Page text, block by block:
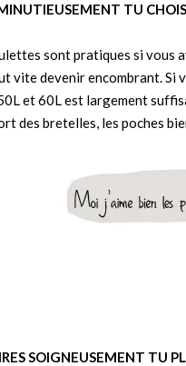
TU
sont pratiques si vous
vite devenir encombrant.
et 60L est largement
des bretelles, les poches
SOIGNEUSEMENT TU